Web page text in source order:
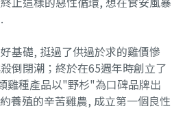
基礎, 挺過了供過於求的雞價慘
倒閉潮；終於在65週年時創立了
雞種產品以"野杉"為口碑品牌出
養殖的辛苦雞農, 成立第一個良性